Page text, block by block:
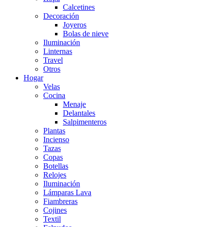
Calcetines
Decoración
Joyeros
Bolas de nieve
Iluminación
Linternas
Travel
Otros
Hogar
Velas
Cocina
Menaje
Delantales
Salpimenteros
Plantas
Incienso
Tazas
Copas
Botellas
Relojes
Iluminación
Lámparas Lava
Fiambreras
Cojines
Textil